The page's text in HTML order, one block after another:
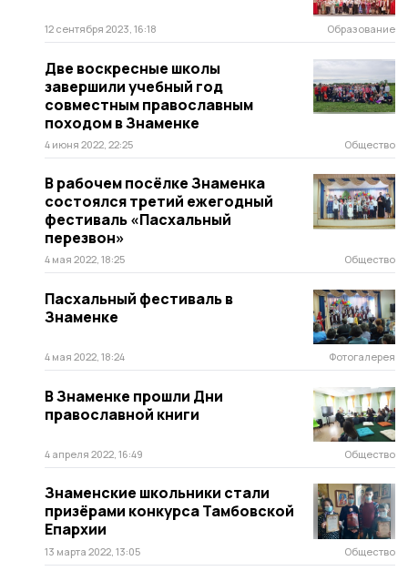
12 сентября 2023, 16:18 Образование
Две воскресные школы
завершили учебный год
совместным православным
походом в Знаменке
4 июня 2022, 22:25 Общество
В рабочем посёлке Знаменка
состоялся третий ежегодный
фестиваль «Пасхальный
перезвон»
4 мая 2022, 18:25 Общество
Пасхальный фестиваль в
Знаменке
4 мая 2022, 18:24 Фотогалерея
В Знаменке прошли Дни
православной книги
4 апреля 2022, 16:49 Общество
Знаменские школьники стали
призёрами конкурса Тамбовской
Епархии
13 марта 2022, 13:05 Общество